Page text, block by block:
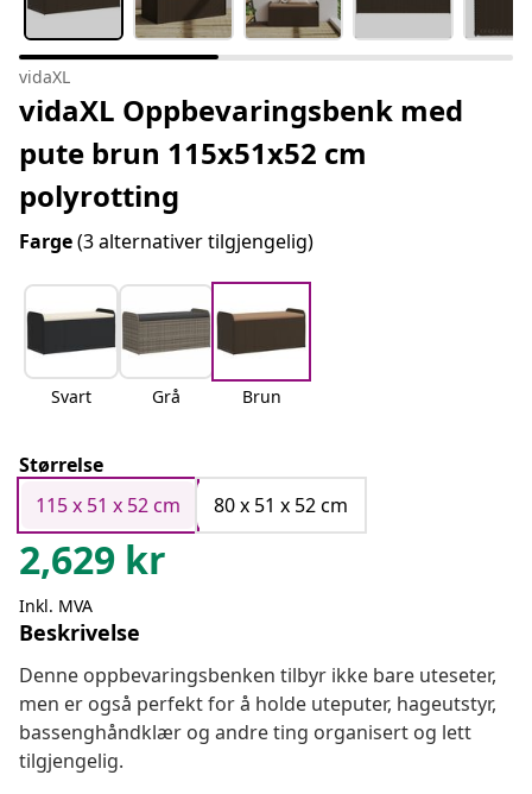
vidaXL
vidaXL Oppbevaringsbenk med
pute brun 115x51x52 cm
polyrotting
Farge(3 alternativer tilgjengelig)
Svart Grå Brun
Størrelse
115 x 51 x 52 cm
80 x 51 x 52 cm
2,629 kr
Inkl. MVA
Beskrivelse
Denne oppbevaringsbenken tilbyr ikke bare uteseter,
men er også perfekt for å holde uteputer, hageutstyr,
bassenghåndklær og andre ting organisert og lett
tilgjengelig.